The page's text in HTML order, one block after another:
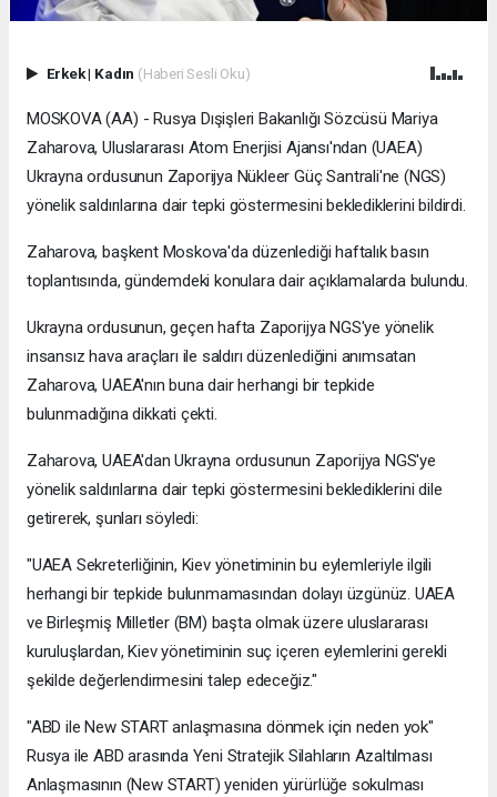
Erkek| Kadın (Haberi Sesli Oku)
MOSKOVA (AA) - Rusya Dışişleri Bakanlığı Sözcüsü Mariya
Zaharova, Uluslararası Atom Enerjisi Ajansı'ndan (UAEA)
Ukrayna ordusunun Zaporijya Nükleer Güç Santrali'ne (NGS)
yönelik saldırılarına dair tepki göstermesini beklediklerini bildirdi.
Zaharova, başkent Moskova'da düzenlediği haftalık basın
toplantısında, gündemdeki konulara dair açıklamalarda bulundu.
Ukrayna ordusunun, geçen hafta Zaporijya NGS'ye yönelik
insansız hava araçları ile saldırı düzenlediğini anımsatan
Zaharova, UAEA'nın buna dair herhangi bir tepkide
bulunmadığına dikkati çekti.
Zaharova, UAEA'dan Ukrayna ordusunun Zaporijya NGS'ye
yönelik saldırılarına dair tepki göstermesini beklediklerini dile
getirerek, şunları söyledi:
"UAEA Sekreterliğinin, Kiev yönetiminin bu eylemleriyle ilgili
herhangi bir tepkide bulunmamasından dolayı üzgünüz. UAEA
ve Birleşmiş Milletler (BM) başta olmak üzere uluslararası
kuruluşlardan, Kiev yönetiminin suç içeren eylemlerini gerekli
şekilde değerlendirmesini talep edeceğiz."
"ABD ile New START anlaşmasına dönmek için neden yok"
Rusya ile ABD arasında Yeni Stratejik Silahların Azaltılması
Anlaşmasının (New START) yeniden yürürlüğe sokulması